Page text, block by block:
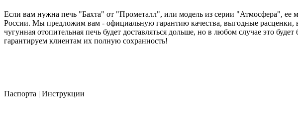
Если вам нужна печь "Бахта" от "Прометалл", или модель из серии "Атмосфера", ее
России. Мы предложим вам - официальную гарантию качества, выгодные
чугунная отопительная печь будет доставляться дольше, но в любом случае это
гарантируем клиентам их полную сохранность!
Паспорта | Инструкции